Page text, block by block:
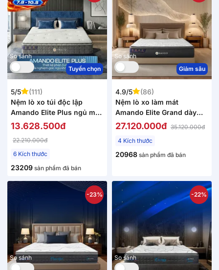
So sánh
Tuyển chọn
5/5
(111)
Nệm lò xo túi độc lập
Amando Elite Plus ngủ mát,
êm sâu dày 25cm
13.628.500đ
22.210.000đ
6 Kích thước
23209 sản phẩm đã bán
So sánh
Giảm sâu
4.9/5
(86)
Nệm lò xo làm mát
Amando Elite Grand dày
28cm
27.120.000đ 35.120.000đ
4 Kích thước
20968 sản phẩm đã bán
So sánh
-23%
So sánh
-22%